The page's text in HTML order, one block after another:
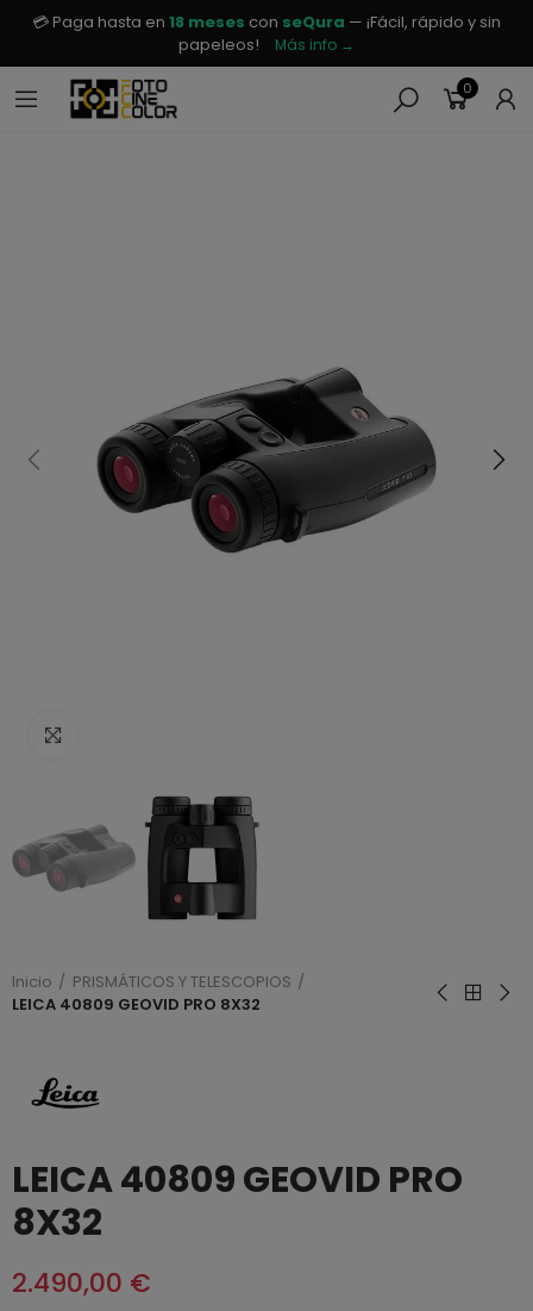
💳 Paga hasta en 18 meses con seQura — ¡Fácil, rápido y sin
papeleos!
Más info →
0
Inicio
PRISMÁTICOS Y TELESCOPIOS
LEICA 40809 GEOVID PRO 8X32
LEICA 40809 GEOVID PRO
8X32
2.490,00 €